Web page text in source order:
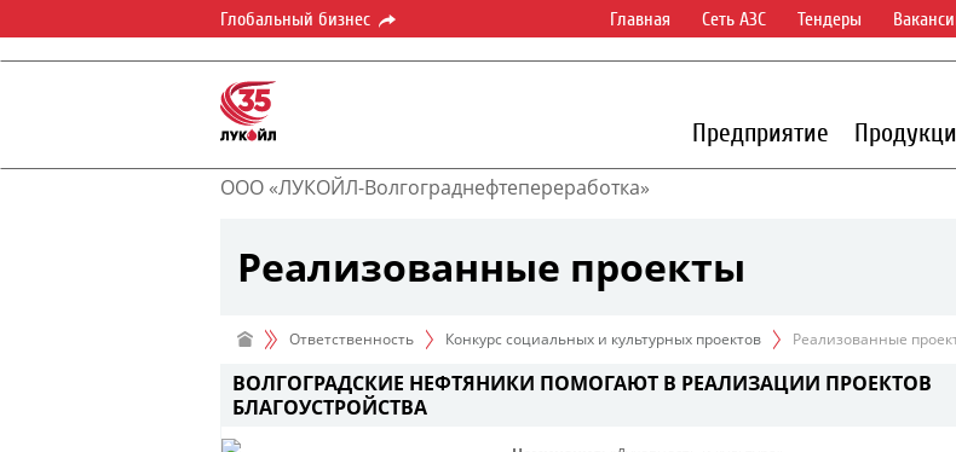
Глобальный бизнес Главная Сеть АЗС Тендеры
Предприятие
ООО «ЛУКОЙЛ-Волгограднефтепереработка»
Реализованные проекты
Ответственность Конкурс социальных и культурных проектов Реализованные
ВОЛГОГРАДСКИЕ НЕФТЯНИКИ ПОМОГАЮТ В РЕАЛИЗАЦИИ ПРОЕКТОВ
БЛАГОУСТРОЙСТВА